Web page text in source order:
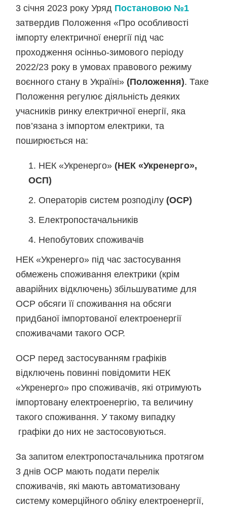
3 січня 2023 року Уряд Постановою №1
затвердив Положення «Про особливості
імпорту електричної енергії під час
проходження осінньо-зимового періоду
2022/23 року в умовах правового режиму
воєнного стану в Україні» (Положення). Таке
Положення регулює діяльність деяких
учасників ринку електричної енергії, яка
пов’язана з імпортом електрики, та
поширюється на:
НЕК «Укренерго» (НЕК «Укренерго»,
ОСП)
Операторів систем розподілу (ОСР)
Електропостачальників
Непобутових споживачів
НЕК «Укренерго» під час застосування
обмежень споживання електрики (крім
аварійних відключень) збільшуватиме для
ОСР обсяги її споживання на обсяги
придбаної імпортованої електроенергії
споживачами такого ОСР.
ОСР перед застосуванням графіків
відключень повинні повідомити НЕК
«Укренерго» про споживачів, які отримують
імпортовану електроенергію, та величину
такого споживання. У такому випадку
графіки до них не застосовуються.
За запитом електропостачальника протягом
3 днів ОСР мають подати перелік
споживачів, які мають автоматизовану
систему комерційного обліку електроенергії,